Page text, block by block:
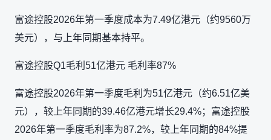
富途控股2026年第一季度成本为7.49亿港元（约9560万
美元），与上年同期基本持平。
富途控股Q1毛利51亿港元 毛利率87%
富途控股2026年第一季度毛利为51亿港元（约6.51亿美
元），较上年同期的39.46亿港元增长29.4%；富途控股
2026年第一季度毛利率为87.2%，较上年同期的84%提